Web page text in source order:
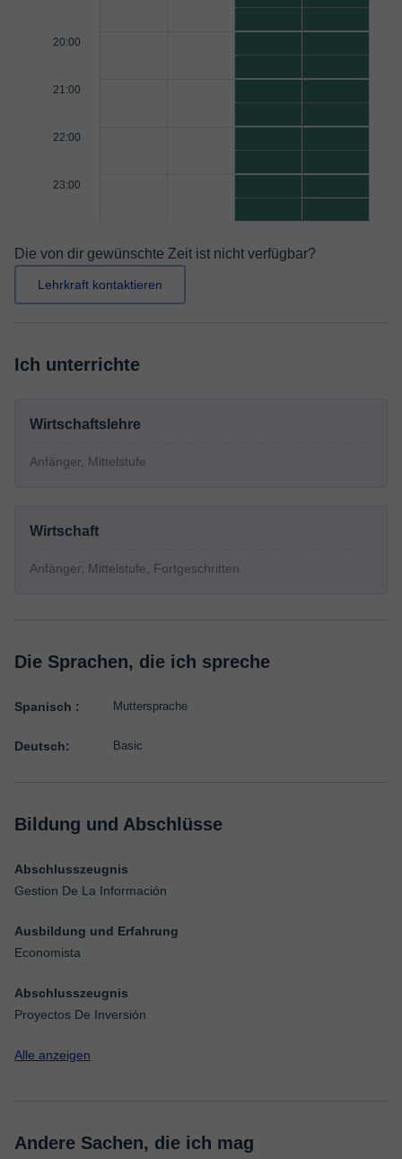
20:00
21:00
22:00
23:00
Die von dir gewünschte Zeit ist nicht verfügbar?
Lehrkraft kontaktieren
Ich unterrichte
Wirtschaftslehre
Anfänger, Mittelstufe
Wirtschaft
Anfänger, Mittelstufe, Fortgeschritten
Die Sprachen, die ich spreche
Spanisch : Muttersprache
Deutsch: Basic
Bildung und Abschlüsse
Abschlusszeugnis
Gestion De La Información
Ausbildung und Erfahrung
Economista
Abschlusszeugnis
Proyectos De Inversión
Alle anzeigen
Andere Sachen, die ich mag